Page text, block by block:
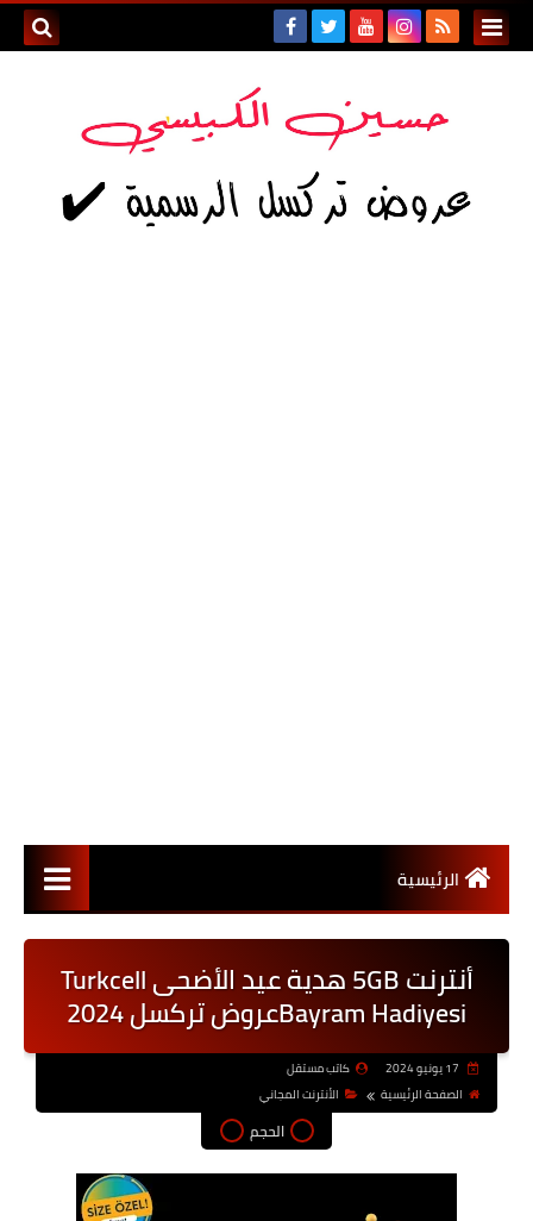
الرئيسية
أنترنت 5GB هدية عيد الأضحى Turkcell
Bayram Hadiyesiعروض تركسل 2024
كاتب مستقل
الصفحة الرئيسية
الأنترنت المجاني
الحجم